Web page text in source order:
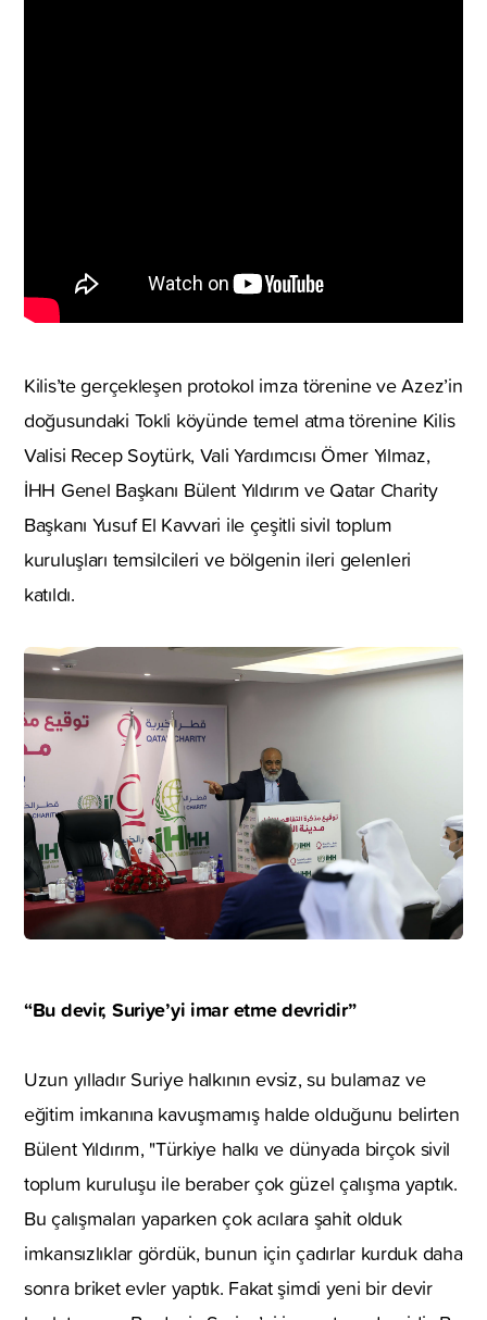
Kilis’te gerçekleşen protokol imza törenine ve Azez’in
doğusundaki Tokli köyünde temel atma törenine Kilis
Valisi Recep Soytürk, Vali Yardımcısı Ömer Yılmaz,
İHH Genel Başkanı Bülent Yıldırım ve Qatar Charity
Başkanı Yusuf El Kavvari ile çeşitli sivil toplum
kuruluşları temsilcileri ve bölgenin ileri gelenleri
katıldı.
“Bu devir, Suriye’yi imar etme devridir”
Uzun yılladır Suriye halkının evsiz, su bulamaz ve
eğitim imkanına kavuşmamış halde olduğunu belirten
Bülent Yıldırım, "Türkiye halkı ve dünyada birçok sivil
toplum kuruluşu ile beraber çok güzel çalışma yaptık.
Bu çalışmaları yaparken çok acılara şahit olduk
imkansızlıklar gördük, bunun için çadırlar kurduk daha
sonra briket evler yaptık. Fakat şimdi yeni bir devir